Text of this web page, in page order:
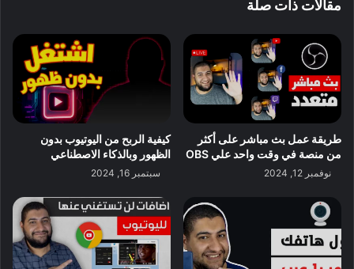
مقالات ذات صلة
طريقة عمل بث مباشر على أكثر
من منصة في وقت واحد علي OBS
نوفمبر 12, 2024
كيفية الربح من اليوتيوب بدون
الظهور وبالذكاء الاصطناعي
سبتمبر 16, 2024